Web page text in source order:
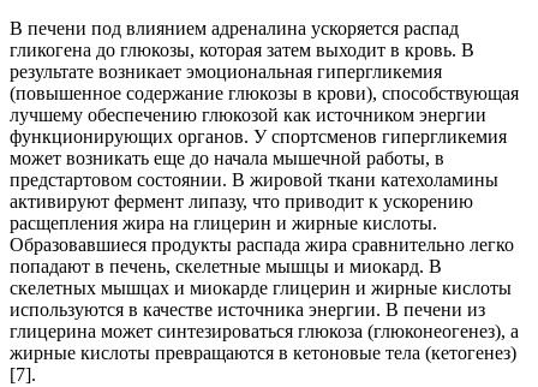
В печени под влиянием адреналина ускоряется распад
гликогена до глюкозы, которая затем выходит в кровь. В
результате возникает эмоциональная гипергликемия
(повышенное содержание глюкозы в крови), способствующая
лучшему обеспечению глюкозой как источником энер­гии
функционирующих органов. У спортсменов гипергликемия
может возникать еще до начала мышечной работы, в
предстартовом состоянии. В жировой ткани катехоламины
активируют фермент липазу, что приводит к ускорению
расщепления жира на глицерин и жирные ки­слоты.
Образовавшиеся продукты распада жира сравнительно легко
попадают в печень, скелетные мышцы и миокард. В
скелетных мышцах и миокарде глицерин и жирные кислоты
используются в качестве ис­точника энергии. В печени из
глицерина может синтезироваться глюко­за (глюконеогенез), а
жирные кислоты превращаются в кетоновые те­ла (кетогенез)
[7].